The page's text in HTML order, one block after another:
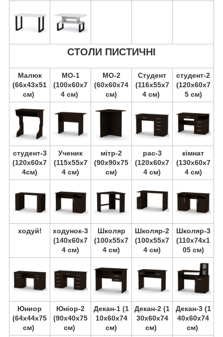
СТОЛИ ПИСТИЧНІ
Малюк
(66х43х51
см)
МО-1
(100х60х7
4 см)
МО-2
(60х60х74
см)
Студент
(116х55х7
4 см)
студент-2
(120х60х7
5 см)
студент-3
(120х60х7
4см)
Ученик
(115х55х7
4 см)
мітр-2
(90х90х75
см)
pac-3
(120х60х7
4 см)
кімнат
(130х60х7
4 см)
ходуй!
ходунок-3
(140х60х7
4 см)
Школяр
(100х55х7
4 см)
Школяр-2
(100х55х7
4 см)
Школяр-3
(110х74х1
05 см)
Юниор
(64х44х75
см)
Юніор-2
(90х40х75
см)
Декан-1 (1
10х60х74
см)
Декан-2 (1
30х60х74
см)
Декан-3 (1
40х60х74
см)